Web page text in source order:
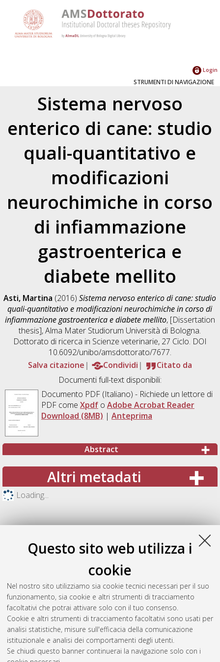
Questo sito web utilizza i
cookie
Nel nostro sito utilizziamo sia cookie tecnici necessari per il suo
funzionamento, sia cookie e altri strumenti di tracciamento
facoltativi che potrai attivare solo con il tuo consenso.
Cookie e altri strumenti di tracciamento facoltativi sono usati per
analisi statistiche, misure sull'efficacia della comunicazione
istituzionale e analisi dei comportamenti degli utenti.
Se chiudi questo banner continuerai la navigazione solo con i
Login
STRUMENTI DI NAVIGAZIONE
Sistema nervoso
enterico di cane: studio
quali-quantitativo e
modificazioni
neurochimiche in corso
di infiammazione
gastroenterica e
diabete mellito
Asti, Martina (2016)Sistema nervoso enterico di cane: studio
quali-quantitativo e modificazioni neurochimiche in corso di
infiammazione gastroenterica e diabete mellito, [Dissertation
thesis], Alma Mater Studiorum Università di Bologna.
Dottorato di ricerca in Scienze veterinarie, 27 Ciclo. DOI
10.6092/unibo/amsdottorato/7677.
Salva citazione
Condividi
Citato da
Documenti full-text disponibili:
Documento PDF(Italiano) - Richiede un lettore di
PDF come Xpdfo Adobe Acrobat Reader
Download (8MB) | Anteprima
Abstract
Altri metadati
Loading...
Gestione del documento: